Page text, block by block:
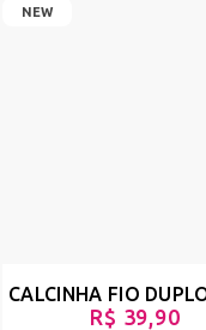
NEW
R$ 39,90